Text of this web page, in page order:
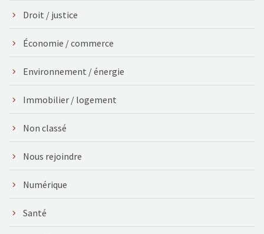
Droit / justice
Économie / commerce
Environnement / énergie
Immobilier / logement
Non classé
Nous rejoindre
Numérique
Santé